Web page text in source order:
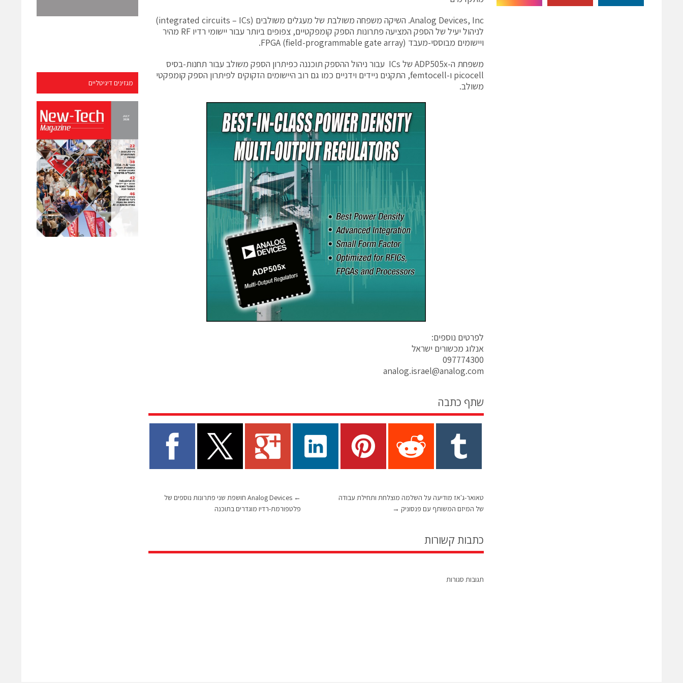
מגזינים דיגיטליים
Analog Devices, Inc. השיקה משפחה משולבת של מעגלים משולבים (integrated circuits – ICs)
לניהול יעיל של הספק המציעה פתרונות הספק קומפקטיים, צפופים ביותר עבור יישומי רדיו RF מהיר
ויישומים מבוססי-מעבד FPGA (field-programmable gate array).
משפחת ה-ADP505x של ICs עבור ניהול ההספק תוכננה כפיתרון הספק משולב עבור תחנות-בסיס
picocell ו-femtocell, התקנים ניידים וידניים כמו גם רוב היישומים הזקוקים לפיתרון הספק קומפקטי
משולב.
לפרטים נוספים:
אנלוג מכשורים ישראל
097774300
analog.israel@analog.com
שתף כתבה
←
Analog Devices חושפת שני פתרונות נוספים של
פלטפורמת-רדיו מוגדרים בתוכנה
טאואר-ג'אז מודיעה על השלמה מוצלחת ותחילת עבודה
של המיזם המשותף עם פנסוניק →
כתבות קשורות
תגובות סגורות